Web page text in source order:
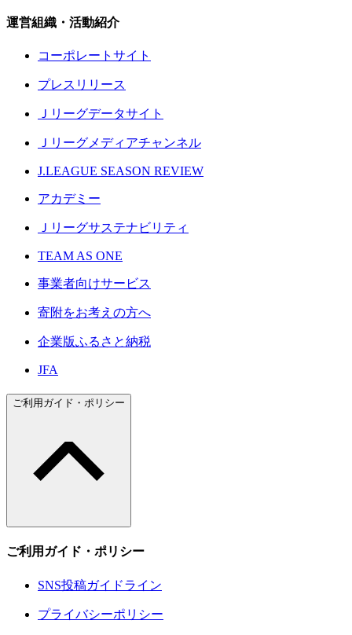
運営組織・活動紹介
コーポレートサイト
プレスリリース
Ｊリーグデータサイト
Ｊリーグメディアチャンネル
J.LEAGUE SEASON REVIEW
アカデミー
Ｊリーグサステナビリティ
TEAM AS ONE
事業者向けサービス
寄附をお考えの方へ
企業版ふるさと納税
JFA
ご利用ガイド・ポリシー
ご利用ガイド・ポリシー
SNS投稿ガイドライン
プライバシーポリシー